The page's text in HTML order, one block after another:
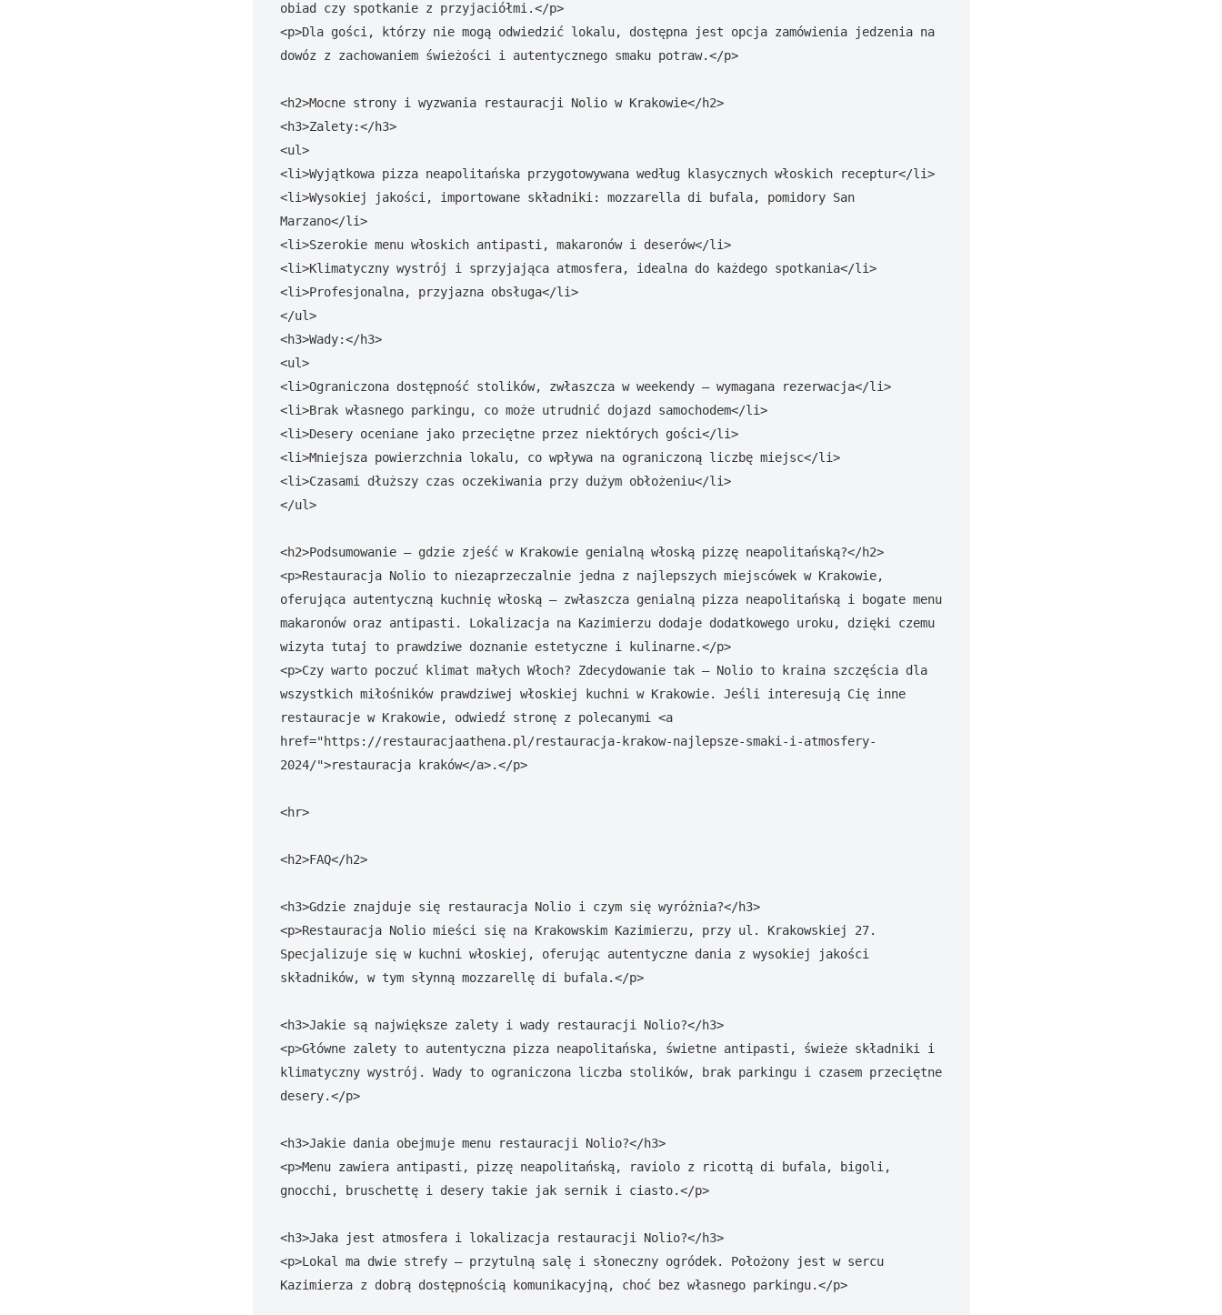
obiad czy spotkanie z przyjaciółmi.</p>
<p>Dla gości, którzy nie mogą odwiedzić lokalu, dostępna jest opcja zamówienia jedzenia na
dowóz z zachowaniem świeżości i autentycznego smaku potraw.</p>
<h2>Mocne strony i wyzwania restauracji Nolio w Krakowie</h2>
<h3>Zalety:</h3>
<ul>
<li>Wyjątkowa pizza neapolitańska przygotowywana według klasycznych włoskich receptur</li>
<li>Wysokiej jakości, importowane składniki: mozzarella di bufala, pomidory San
Marzano</li>
<li>Szerokie menu włoskich antipasti, makaronów i deserów</li>
<li>Klimatyczny wystrój i sprzyjająca atmosfera, idealna do każdego spotkania</li>
<li>Profesjonalna, przyjazna obsługa</li>
</ul>
<h3>Wady:</h3>
<ul>
<li>Ograniczona dostępność stolików, zwłaszcza w weekendy – wymagana rezerwacja</li>
<li>Brak własnego parkingu, co może utrudnić dojazd samochodem</li>
<li>Desery oceniane jako przeciętne przez niektórych gości</li>
<li>Mniejsza powierzchnia lokalu, co wpływa na ograniczoną liczbę miejsc</li>
<li>Czasami dłuższy czas oczekiwania przy dużym obłożeniu</li>
</ul>
<h2>Podsumowanie – gdzie zjeść w Krakowie genialną włoską pizzę neapolitańską?</h2>
<p>Restauracja Nolio to niezaprzeczalnie jedna z najlepszych miejscówek w Krakowie,
oferująca autentyczną kuchnię włoską – zwłaszcza genialną pizza neapolitańską i bogate menu
makaronów oraz antipasti. Lokalizacja na Kazimierzu dodaje dodatkowego uroku, dzięki czemu
wizyta tutaj to prawdziwe doznanie estetyczne i kulinarne.</p>
<p>Czy warto poczuć klimat małych Włoch? Zdecydowanie tak – Nolio to kraina szczęścia dla
wszystkich miłośników prawdziwej włoskiej kuchni w Krakowie. Jeśli interesują Cię inne
restauracje w Krakowie, odwiedź stronę z polecanymi <a
href="https://restauracjaathena.pl/restauracja-krakow-najlepsze-smaki-i-atmosfery-
2024/">restauracja kraków</a>.</p>
<hr>
<h2>FAQ</h2>
<h3>Gdzie znajduje się restauracja Nolio i czym się wyróżnia?</h3>
<p>Restauracja Nolio mieści się na Krakowskim Kazimierzu, przy ul. Krakowskiej 27.
Specjalizuje się w kuchni włoskiej, oferując autentyczne dania z wysokiej jakości
składników, w tym słynną mozzarellę di bufala.</p>
<h3>Jakie są największe zalety i wady restauracji Nolio?</h3>
<p>Główne zalety to autentyczna pizza neapolitańska, świetne antipasti, świeże składniki i
klimatyczny wystrój. Wady to ograniczona liczba stolików, brak parkingu i czasem przeciętne
desery.</p>
<h3>Jakie dania obejmuje menu restauracji Nolio?</h3>
<p>Menu zawiera antipasti, pizzę neapolitańską, raviolo z ricottą di bufala, bigoli,
gnocchi, bruschettę i desery takie jak sernik i ciasto.</p>
<h3>Jaka jest atmosfera i lokalizacja restauracji Nolio?</h3>
<p>Lokal ma dwie strefy – przytulną salę i słoneczny ogródek. Położony jest w sercu
Kazimierza z dobrą dostępnością komunikacyjną, choć bez własnego parkingu.</p>